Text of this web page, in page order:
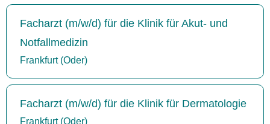
Facharzt (m/w/d) für die Klinik für Akut- und
Notfallmedizin
Frankfurt (Oder)
Facharzt (m/w/d) für die Klinik für Dermatologie
Frankfurt (Oder)